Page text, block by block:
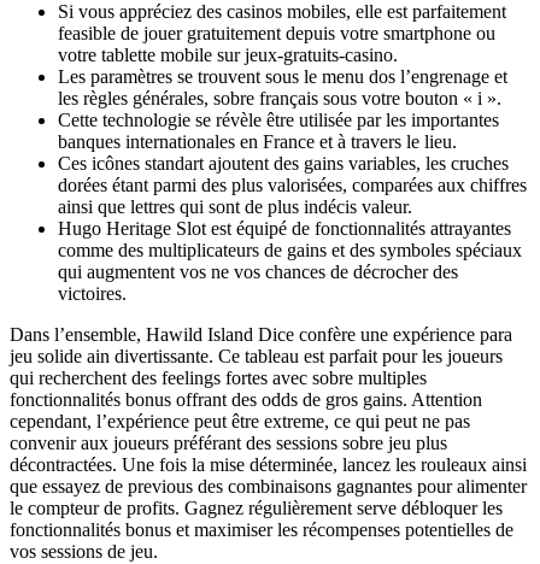
Si vous appréciez des casinos mobiles, elle est parfaitement
feasible de jouer gratuitement depuis votre smartphone ou
votre tablette mobile sur jeux-gratuits-casino.
Les paramètres se trouvent sous le menu dos l’engrenage et
les règles générales, sobre français sous votre bouton « i ».
Cette technologie se révèle être utilisée par les importantes
banques internationales en France et à travers le lieu.
Ces icônes standart ajoutent des gains variables, les cruches
dorées étant parmi des plus valorisées, comparées aux chiffres
ainsi que lettres qui sont de plus indécis valeur.
Hugo Heritage Slot est équipé de fonctionnalités attrayantes
comme des multiplicateurs de gains et des symboles spéciaux
qui augmentent vos ne vos chances de décrocher des
victoires.
Dans l’ensemble, Hawild Island Dice confère une expérience para
jeu solide ain divertissante. Ce tableau est parfait pour les joueurs
qui recherchent des feelings fortes avec sobre multiples
fonctionnalités bonus offrant des odds de gros gains. Attention
cependant, l’expérience peut être extreme, ce qui peut ne pas
convenir aux joueurs préférant des sessions sobre jeu plus
décontractées. Une fois la mise déterminée, lancez les rouleaux ainsi
que essayez de previous des combinaisons gagnantes pour alimenter
le compteur de profits. Gagnez régulièrement serve débloquer les
fonctionnalités bonus et maximiser les récompenses potentielles de
vos sessions de jeu.